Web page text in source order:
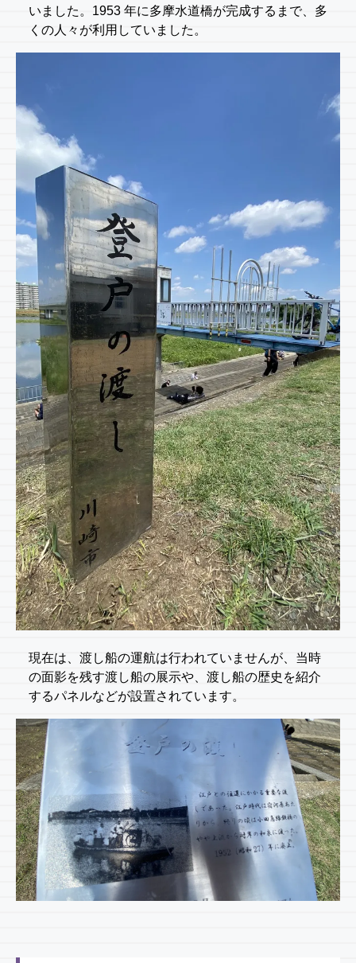
いました。1953 年に多摩水道橋が完成するまで、多
くの人々が利用していました。
現在は、渡し船の運航は行われていませんが、当時
の面影を残す渡し船の展示や、渡し船の歴史を紹介
するパネルなどが設置されています。